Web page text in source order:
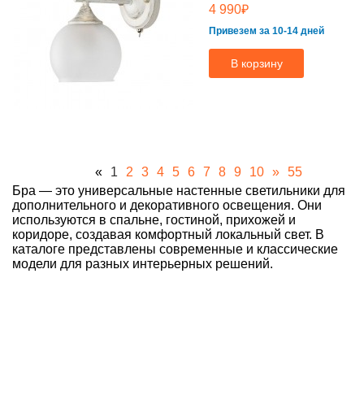
4 990₽
Привезем за 10-14 дней
В корзину
« 1 2 3 4 5 6 7 8 9 10 »
55
Бра — это универсальные настенные светильники для
дополнительного и декоративного освещения. Они
используются в спальне, гостиной, прихожей и
коридоре, создавая комфортный локальный свет. В
каталоге представлены современные и классические
модели для разных интерьерных решений.